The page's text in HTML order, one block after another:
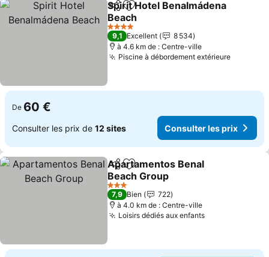
PartagerAjouter à mes favoris
Spirit Hotel Benalmádena
Beach
4 Étoiles
9,1 Excellent
8 534
à 4.6 km de : Centre-ville
Piscine à débordement extérieure
De 60 €
Consulter les prix de 12 sites Consulter les prix
PartagerAjouter à mes favoris
Apartamentos Benal
Beach Group
3 Étoiles
7,9 Bien
722
à 4.0 km de : Centre-ville
Loisirs dédiés aux enfants